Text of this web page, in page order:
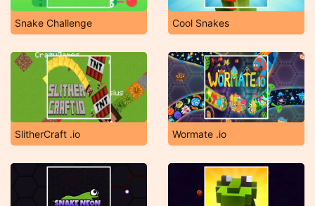
Snake Challenge Cool Snakes
SlitherCraft .io Wormate .io